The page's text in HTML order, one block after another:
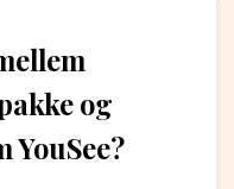
og
YouSee?